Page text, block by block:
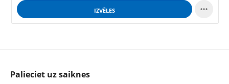
IZVĒLES 
Palieciet uz saiknes